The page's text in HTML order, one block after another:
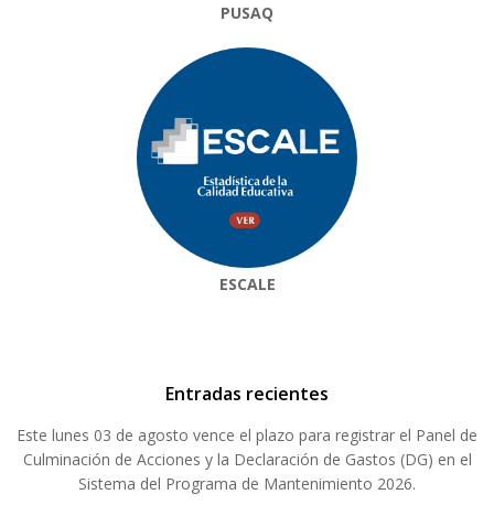
PUSAQ
ESCALE
Entradas recientes
Este lunes 03 de agosto vence el plazo para registrar el Panel de
Culminación de Acciones y la Declaración de Gastos (DG) en el
Sistema del Programa de Mantenimiento 2026.